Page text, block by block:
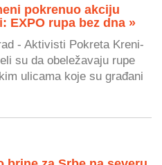
pokrenuo akciju
EXPO rupa bez dna »
- Aktivisti Pokreta Kreni-
su da obeležavaju rupe
ulicama koje su građani